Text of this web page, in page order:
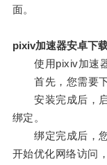
面。
pixiv加速器安卓下
使用pixiv加速器
首先，您需要下
安装完成后，启
绑定。
绑定完成后，您
开始优化网络访问